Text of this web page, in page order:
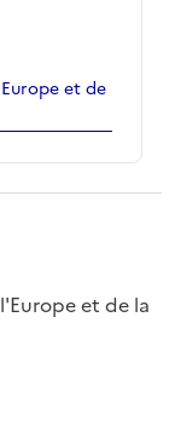
et de
et de la